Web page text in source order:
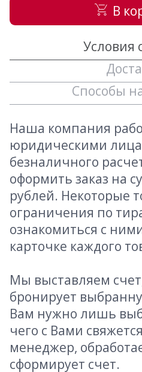
В
Условия
Способы
Наша компания
юридическими
безналичного
оформить заказ на
рублей. Некоторые
ограничения по
ознакомиться с
карточке каждого
Мы выставляем
бронирует
Вам нужно лишь
чего с Вами
менеджер,
сформирует счет.